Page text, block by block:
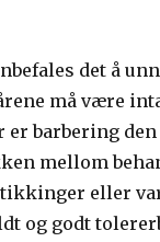
det å
må være
er barbering
mellom
eller
og godt